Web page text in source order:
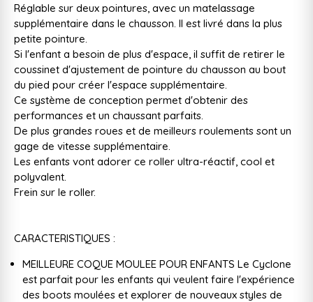
Réglable sur deux pointures, avec un matelassage
supplémentaire dans le chausson. Il est livré dans la plus
petite pointure.
Si l'enfant a besoin de plus d'espace, il suffit de retirer le
coussinet d'ajustement de pointure du chausson au bout
du pied pour créer l'espace supplémentaire.
Ce système de conception permet d'obtenir des
performances et un chaussant parfaits.
De plus grandes roues et de meilleurs roulements sont un
gage de vitesse supplémentaire.
Les enfants vont adorer ce roller ultra-réactif, cool et
polyvalent.
Frein sur le roller.
CARACTERISTIQUES :
MEILLEURE COQUE MOULEE POUR ENFANTS Le Cyclone
est parfait pour les enfants qui veulent faire l'expérience
des boots moulées et explorer de nouveaux styles de